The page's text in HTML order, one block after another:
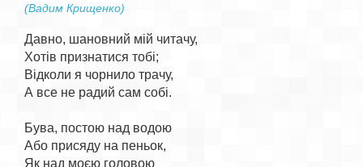
(Вадим Крищенко)
Давно, шановний мій читачу,
Хотів признатися тобі;
Відколи я чорнило трачу,
А все не радий сам собі.
Бува, постою над водою
Або присяду на пеньок,
Як над моєю головою